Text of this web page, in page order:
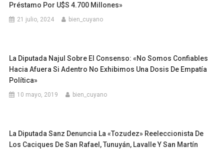
Préstamo Por U$S 4.700 Millones»
21 julio, 2024 bien_cuyano
La Diputada Najul Sobre El Consenso: «No Somos Confiables
Hacia Afuera Si Adentro No Exhibimos Una Dosis De Empatía
Política»
10 mayo, 2019 bien_cuyano
La Diputada Sanz Denuncia La «tozudez» Reeleccionista De
Los Caciques De San Rafael, Tunuyán, Lavalle Y San Martín